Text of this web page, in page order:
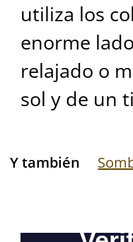
utiliza los
enorme
relajado o
sol y de un
Y también